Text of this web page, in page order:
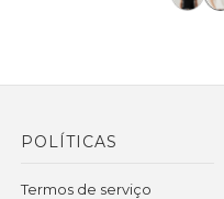
POLÍTICAS
Termos de serviço